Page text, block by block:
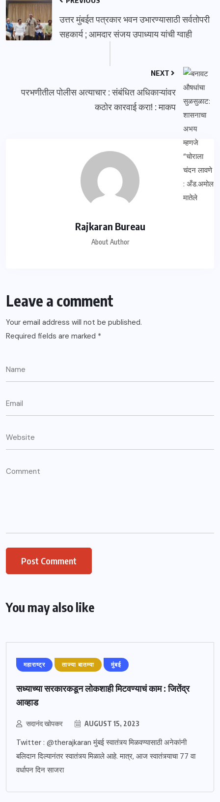
उत्तर मुंबईत पत्रकार भवन उभारण्यासाठी सर्वतोपरी
सहकार्य ; आमदार संजय उपाध्याय यांची ग्वाही
NEXT
परभणीतील पोलीस अत्याचार : संबंधित अधिकाऱ्यांवर
कठोर कारवाई करा! : माकप
Rajkaran Bureau
About Author
Leave a comment
Your email address will not be published.
Required fields are marked *
You may also like
महाराष्ट्र ताज्या बातम्या मुंबई
सध्याच्या सरकारकडून लोकशाही मिटवण्याचं काम : जितेंद्र
आव्हाड
सदानंद खोपकर AUGUST 15, 2023
Twitter : @therajkaran मुंबई स्वातंत्र्य मिळवण्यासाठी अनेकांनी
बलिदान दिल्यानंतर स्वातंत्र्य मिळाले आहे. मात्र, आज स्वातंत्र्याचा 77 वा
वर्धापन दिन साजरा